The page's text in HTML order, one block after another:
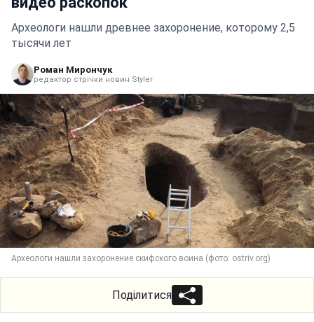
Археологи нашли древнее захоронение, которому 2,5
тысячи лет
Роман Мирончук
редактор стрічки новин Styler
Археологи нашли захоронение скифского воина (фото: ostriv.org)
Поділитися